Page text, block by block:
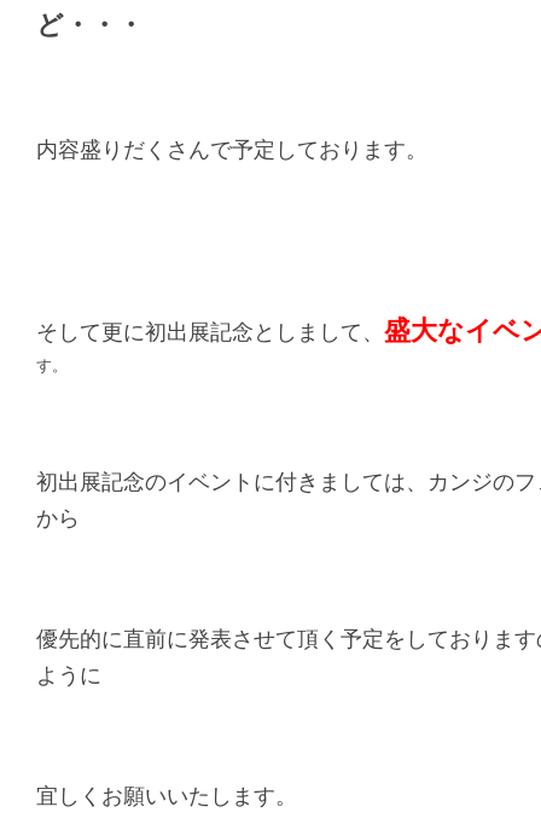
ど・・・
内容盛りだくさんで予定しております。
そして更に初出展記念としまして、 盛大なイベ
す。
初出展記念のイベントに付きましては、カンジの
から
優先的に直前に発表させて頂く予定をしておりま
ように
宜しくお願いいたします。